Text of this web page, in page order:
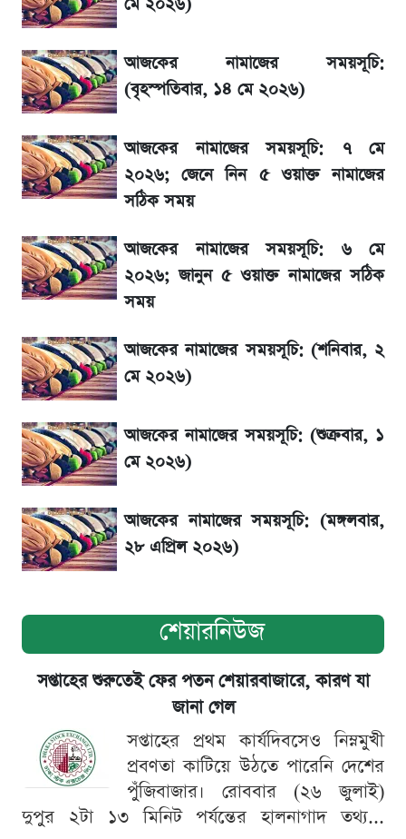
জেনে নিন আজকের সোনা ও রুপার সর্বশেষ দাম
৬ আগস্ট দেশের বাজারে স্বর্ণের দাম
ফারহানা
তাপমাত্রা নিয়ে নতুন পূর্বাভাস দিল আবহাওয়া অফিস
রবির বড় সাফল্য! আয় কম বাড়লেও রেকর্ড মুনাফা ও
গ্রাহক বৃদ্ধি
লাফিয়ে বাড়ল স্বর্ণের দাম, এক মাসের মধ্যে সর্বোচ্চ
রেকর্ড
বিতর্ক
আজকের নামাজের সময়সূচি:
(বৃহস্পতিবার, ১৪ মে ২০২৬)
আজকের নামাজের সময়সূচি: ৭ মে
২০২৬; জেনে নিন ৫ ওয়াক্ত নামাজের
সঠিক সময়
আজকের নামাজের সময়সূচি: ৬ মে
২০২৬; জানুন ৫ ওয়াক্ত নামাজের সঠিক
সময়
আজকের নামাজের সময়সূচি: (শনিবার, ২
মে ২০২৬)
আজকের নামাজের সময়সূচি: (শুক্রবার, ১
মে ২০২৬)
আজকের নামাজের সময়সূচি: (মঙ্গলবার,
২৮ এপ্রিল ২০২৬)
শেয়ারনিউজ
সপ্তাহের শুরুতেই ফের পতন শেয়ারবাজারে, কারণ যা
জানা গেল
সপ্তাহের প্রথম কার্যদিবসেও নিম্নমুখী
প্রবণতা কাটিয়ে উঠতে পারেনি দেশের
পুঁজিবাজার। রোববার (২৬ জুলাই)
দুপুর ২টা ১৩ মিনিট পর্যন্তের হালনাগাদ তথ্য...